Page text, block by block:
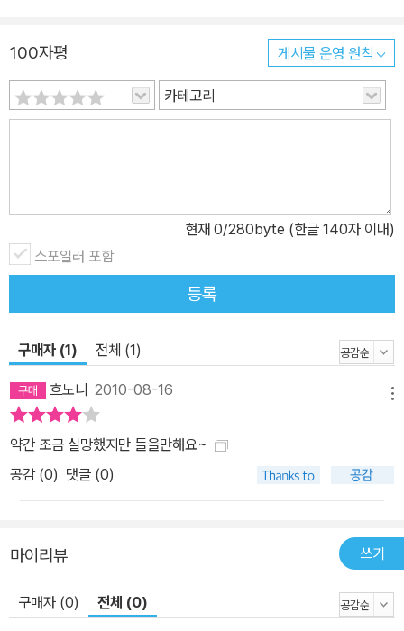
100자평 게시물 운영 원칙
카테고리
현재 0/280byte (한글 140자 이내)
스포일러 포함
등록
구매자 (1) 전체 (1)
흐노니 2010-08-16
약간 조금 실망했지만 들을만해요~
공감 (0) 댓글 (0)
마이리뷰 쓰기
구매자 (0) 전체 (0)